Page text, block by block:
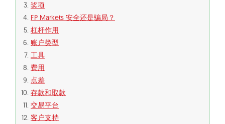
奖项
FP Markets 安全还是骗局？
杠杆作用
账户类型
工具
费用
点差
存款和取款
交易平台
客户支持